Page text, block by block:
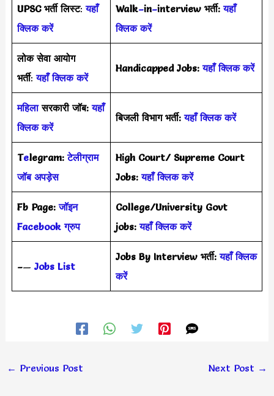
UPSC भर्ती लिस्ट:यहाँ
क्लिक करें
Walk–in–interview भर्ती:यहाँ
क्लिक करें
लोक सेवा आयोग
भर्ती:यहाँ क्लिक करें
Handicapped Jobs:यहाँ क्लिक करें
महिलासरकारी जॉब: यहाँ
क्लिक करें
बिजली विभाग भर्ती:यहाँ क्लिक करें
Telegram: टेलीग्राम
जॉब अपड़ेस
High Court/ Supreme Court
Jobs:यहाँ क्लिक करें
Fb Page:जॉइन
Facebook ग्रुप
College/University Govt
jobs:यहाँ क्लिक करें
–— Jobs List
Jobs By Interview भर्ती:यहाँ क्लिक
करें
← Previous Post Next Post →